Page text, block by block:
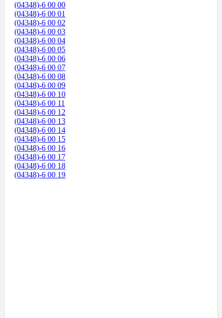
(04348)-6 00 00
(04348)-6 00 01
(04348)-6 00 02
(04348)-6 00 03
(04348)-6 00 04
(04348)-6 00 05
(04348)-6 00 06
(04348)-6 00 07
(04348)-6 00 08
(04348)-6 00 09
(04348)-6 00 10
(04348)-6 00 11
(04348)-6 00 12
(04348)-6 00 13
(04348)-6 00 14
(04348)-6 00 15
(04348)-6 00 16
(04348)-6 00 17
(04348)-6 00 18
(04348)-6 00 19